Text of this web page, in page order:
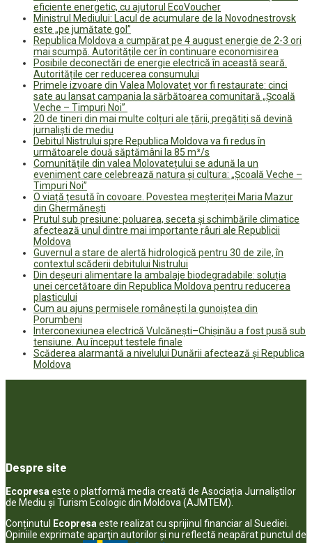
eficiente energetic, cu ajutorul EcoVoucher
Ministrul Mediului: Lacul de acumulare de la Novodnestrovsk
este „pe jumătate gol”
Republica Moldova a cumpărat pe 4 august energie de 2-3 ori
mai scumpă. Autoritățile cer în continuare economisirea
Posibile deconectări de energie electrică în această seară.
Autoritățile cer reducerea consumului
Primele izvoare din Valea Molovateț vor fi restaurate: cinci
sate au lansat campania la sărbătoarea comunitară „Școală
Veche – Timpuri Noi”
20 de tineri din mai multe colțuri ale țării, pregătiți să devină
jurnaliști de mediu
Debitul Nistrului spre Republica Moldova va fi redus în
următoarele două săptămâni la 85 m³/s
Comunitățile din valea Molovatețului se adună la un
eveniment care celebrează natura și cultura: „Școală Veche –
Timpuri Noi”
O viață țesută în covoare. Povestea meșteriței Maria Mazur
din Ghermănești
Prutul sub presiune: poluarea, seceta și schimbările climatice
afectează unul dintre mai importante râuri ale Republicii
Moldova
Guvernul a stare de alertă hidrologică pentru 30 de zile, în
contextul scăderii debitului Nistrului
Din deșeuri alimentare la ambalaje biodegradabile: soluția
unei cercetătoare din Republica Moldova pentru reducerea
plasticului
Cum au ajuns permisele românești la gunoiștea din
Porumbeni
Interconexiunea electrică Vulcănești–Chișinău a fost pusă sub
tensiune. Au început testele finale
Scăderea alarmantă a nivelului Dunării afectează și Republica
Moldova
Despre site
Ecopresa este o platformă media creată de Asociația Jurnaliștilor
de Mediu și Turism Ecologic din Moldova (AJMTEM).
Conținutul
Ecopresa este realizat cu sprijinul financiar al Suediei.
Opiniile exprimate aparţin autorilor şi nu reflectă neapărat punctul de